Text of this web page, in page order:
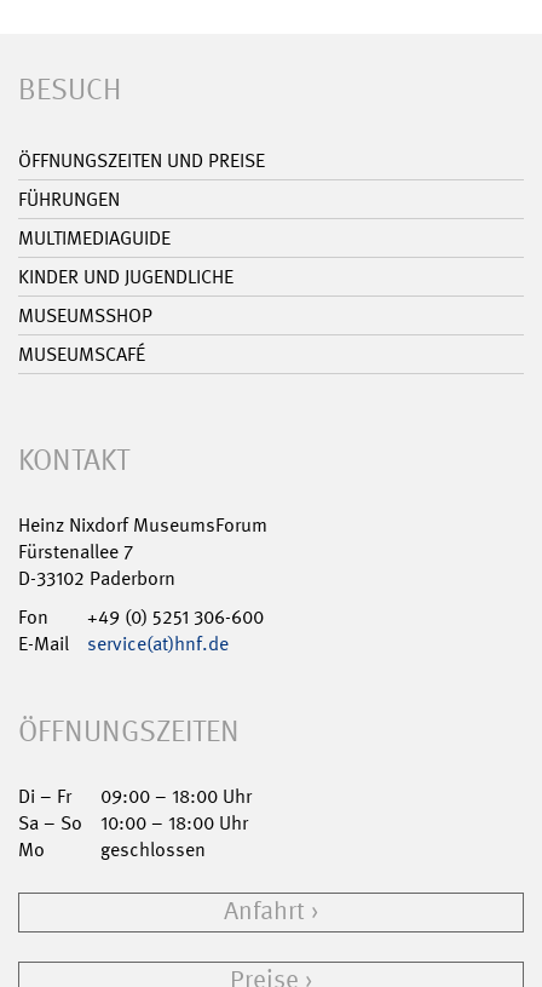
BESUCH
ÖFFNUNGSZEITEN UND PREISE
FÜHRUNGEN
MULTIMEDIAGUIDE
KINDER UND JUGENDLICHE
MUSEUMSSHOP
MUSEUMSCAFÉ
KONTAKT
Heinz Nixdorf MuseumsForum
Fürstenallee 7
D-33102 Paderborn
Fon
+49 (0) 5251 306-600
E-Mail
service(at)hnf.de
ÖFFNUNGSZEITEN
Di – Fr
09:00 – 18:00 Uhr
Sa – So
10:00 – 18:00 Uhr
Mo
geschlossen
Anfahrt
Preise